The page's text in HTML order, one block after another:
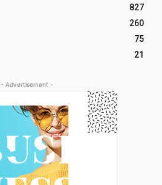
827
260
75
21
- Advertisement -